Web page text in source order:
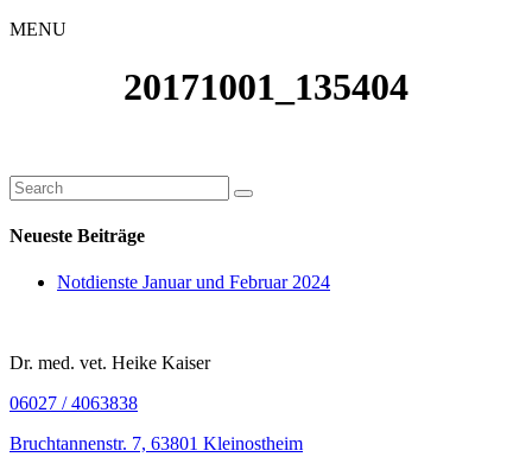
MENU
20171001_135404
Neueste Beiträge
Notdienste Januar und Februar 2024
Dr. med. vet. Heike Kaiser
06027 / 4063838
Bruchtannenstr. 7, 63801 Kleinostheim